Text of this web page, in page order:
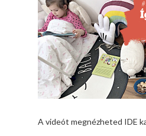
A videót megnézheted IDE